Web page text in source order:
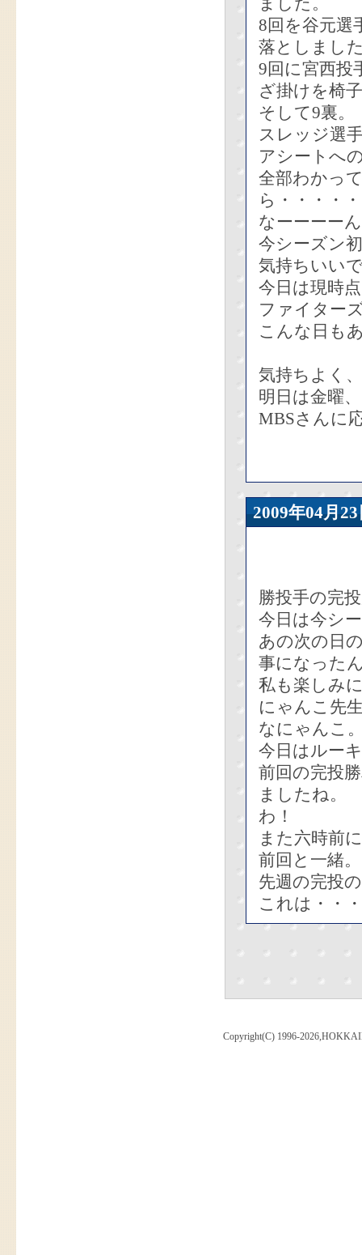
8回を谷元選
落としまし
9回に宮西投
ざ掛けを椅
そして9裏。
スレッジ選
アシートへ
全部わかっ
ら・・・・
なーーーー
今シーズン
気持ちいい
今日は現時
ファイター
こんな日も
気持ちよく
明日は金曜
MBSさんに
2009年04
勝投手の完
今日は今シ
あの次の日
事になった
私も楽しみ
にゃんこ先
なにゃんこ
今日はルー
前回の完投
ましたね。
わ！
また六時前
前回と一緒。
先週の完投
これは・・
Copyright(C) 1996-